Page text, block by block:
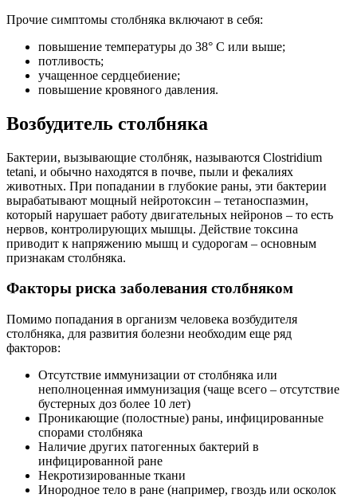
Прочие симптомы столбняка включают в себя:
повышение температуры до 38° C или выше;
потливость;
учащенное сердцебиение;
повышение кровяного давления.
Возбудитель столбняка
Бактерии, вызывающие столбняк, называются Clostridium
tetani, и обычно находятся в почве, пыли и фекалиях
животных. При попадании в глубокие раны, эти бактерии
вырабатывают мощный нейротоксин – тетаноспазмин,
который нарушает работу двигательных нейронов – то есть
нервов, контролирующих мышцы. Действие токсина
приводит к напряжению мышц и судорогам – основным
признакам столбняка.
Факторы риска заболевания столбняком
Помимо попадания в организм человека возбудителя
столбняка, для развития болезни необходим еще ряд
факторов:
Отсутствие иммунизации от столбняка или
неполноценная иммунизация (чаще всего – отсутствие
бустерных доз более 10 лет)
Проникающие (полостные) раны, инфицированные
спорами столбняка
Наличие других патогенных бактерий в
инфицированной ране
Некротизированные ткани
Инородное тело в ране (например, гвоздь или осколок